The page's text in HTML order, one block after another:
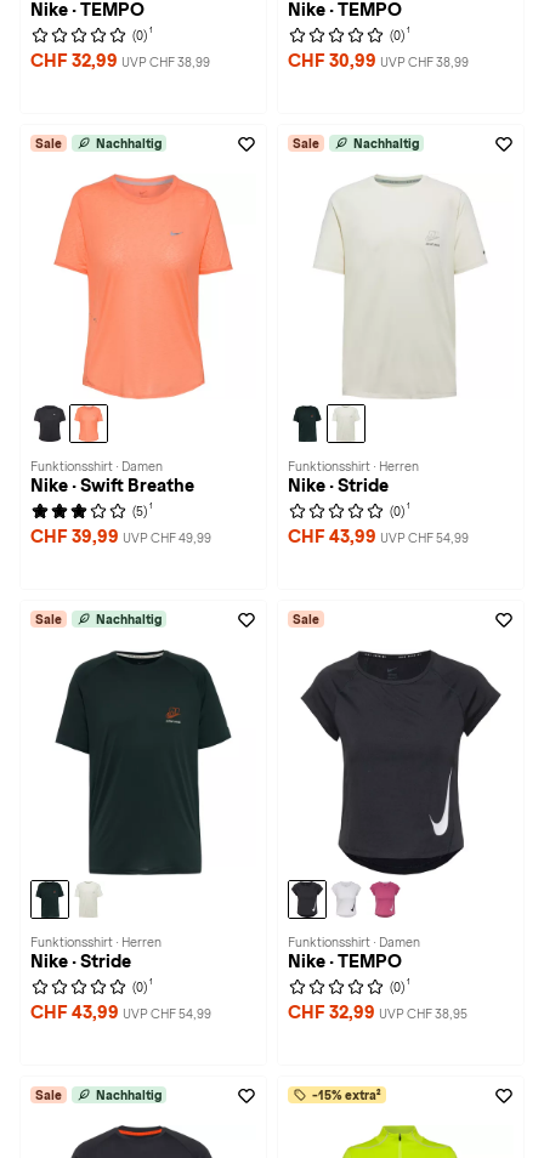
Nike · TEMPO
(0) 1
CHF 32,99 UVP CHF 38,99
Nike · TEMPO
(0) 1
CHF 30,99 UVP CHF 38,99
Sale Nachhaltig
Funktionsshirt · Damen
Nike · Swift Breathe
(5) 1
CHF 39,99 UVP CHF 49,99
Sale Nachhaltig
Funktionsshirt · Herren
Nike · Stride
(0) 1
CHF 43,99 UVP CHF 54,99
Sale Nachhaltig
Funktionsshirt · Herren
Nike · Stride
(0) 1
CHF 43,99 UVP CHF 54,99
Sale
Funktionsshirt · Damen
Nike · TEMPO
(0) 1
CHF 32,99 UVP CHF 38,95
Sale Nachhaltig -15% extra²